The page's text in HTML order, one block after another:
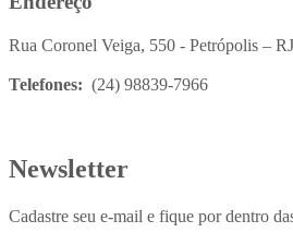
Rua Coronel Veiga, 550 - Petrópolis –
Telefones: (24) 98839-7966
Newsletter
Cadastre seu e-mail e fique por dentro